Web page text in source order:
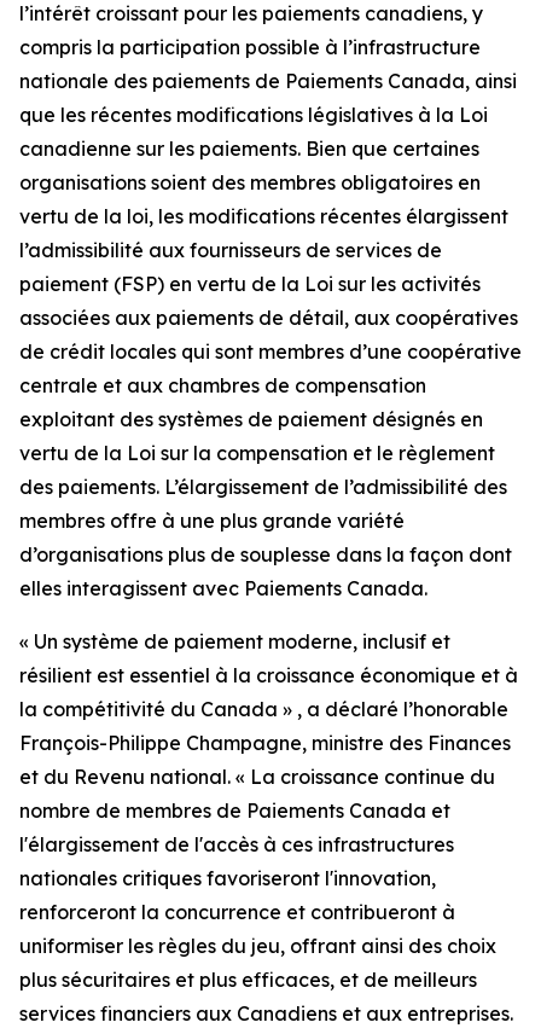
l’intérêt croissant pour les paiements canadiens, y
compris la participation possible à l’infrastructure
nationale des paiements de Paiements Canada, ainsi
que les récentes modifications législatives à la Loi
canadienne sur les paiements. Bien que certaines
organisations soient des membres obligatoires en
vertu de la loi, les modifications récentes élargissent
l’admissibilité aux fournisseurs de services de
paiement (FSP) en vertu de la Loi sur les activités
associées aux paiements de détail, aux coopératives
de crédit locales qui sont membres d’une coopérative
centrale et aux chambres de compensation
exploitant des systèmes de paiement désignés en
vertu de la Loi sur la compensation et le règlement
des paiements. L’élargissement de l’admissibilité des
membres offre à une plus grande variété
d’organisations plus de souplesse dans la façon dont
elles interagissent avec Paiements Canada.
« Un système de paiement moderne, inclusif et
résilient est essentiel à la croissance économique et à
la compétitivité du Canada » , a déclaré l’honorable
François-Philippe Champagne, ministre des Finances
et du Revenu national. « La croissance continue du
nombre de membres de Paiements Canada et
l'élargissement de l'accès à ces infrastructures
nationales critiques favoriseront l'innovation,
renforceront la concurrence et contribueront à
uniformiser les règles du jeu, offrant ainsi des choix
plus sécuritaires et plus efficaces, et de meilleurs
services financiers aux Canadiens et aux entreprises.